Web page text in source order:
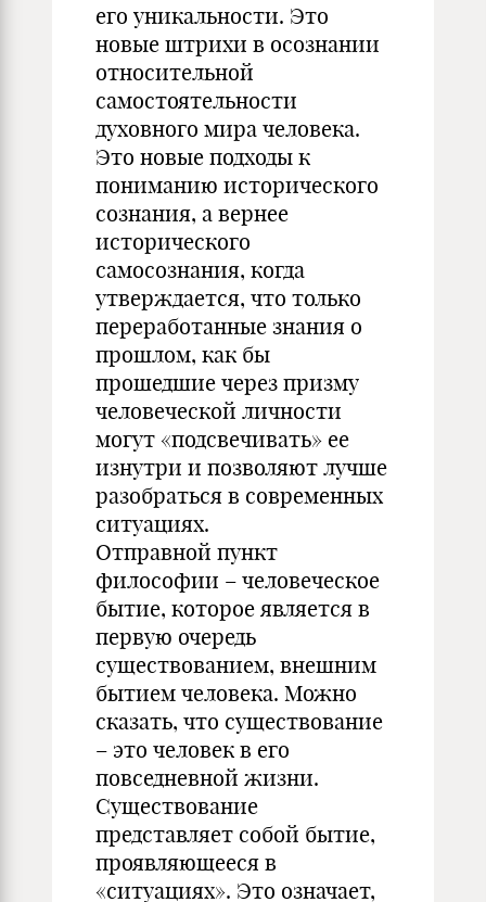
его уникальности. Это
новые штрихи в осознании
относительной
самостоятельности
духовного мира человека.
Это новые подходы к
пониманию исторического
сознания, а вернее
исторического
самосознания, когда
утверждается, что только
переработанные знания о
прошлом, как бы
прошедшие через призму
человеческой личности
могут «подсвечивать» ее
изнутри и позволяют лучше
разобраться в современных
ситуациях.
Отправной пункт
философии – человеческое
бытие, которое является в
первую очередь
существованием, внешним
бытием человека. Можно
сказать, что существование
– это человек в его
повседневной жизни.
Существование
представляет собой бытие,
проявляющееся в
«ситуациях». Это означает,